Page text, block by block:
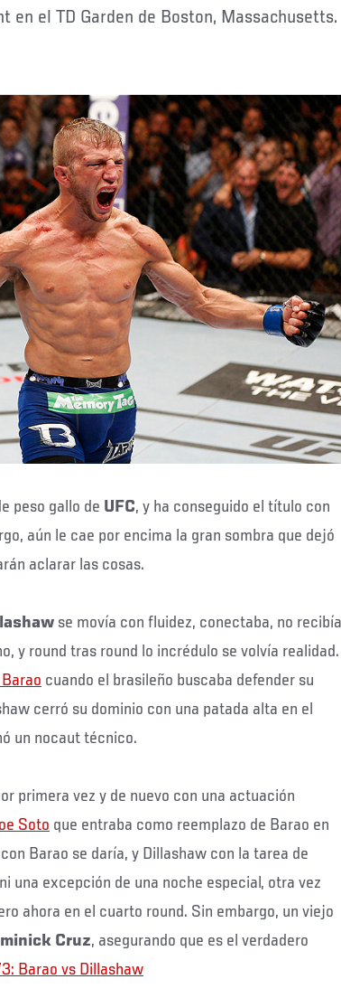
en el TD Garden de Boston, Massachusetts.
peso gallo de UFC, y ha conseguido el título con
aún le cae por encima la gran sombra que dejó
aclarar las cosas.
se movía con fluidez, conectaba, no recibía
y round tras round lo incrédulo se volvía realidad.
cuando el brasileño buscaba defender su
cerró su dominio con una patada alta en el
un nocaut técnico.
primera vez y de nuevo con una actuación
Soto que entraba como reemplazo de Barao en
Barao se daría, y Dillashaw con la tarea de
una excepción de una noche especial, otra vez
ahora en el cuarto round. Sin embargo, un viejo
Cruz, asegurando que es el verdadero
Barao vs Dillashaw